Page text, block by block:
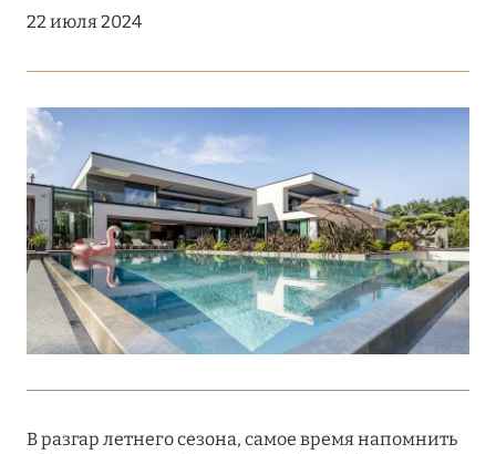
22 июля 2024
THE ST. REGIS MALDIVES VOMMULI:
МАНИФЕСТ ЭСТЕТИКИ В САМОМ СЕРДЦЕ
ОКЕАНА
Подробнее
27 апреля 2026
ПОЛНАЯ ПЕРЕЗАГРУЗКА: JUMEIRAH BALI,
ПРЯМОЙ ПЕРЕЛЁТ
В разгар летнего сезона, самое время напомнить